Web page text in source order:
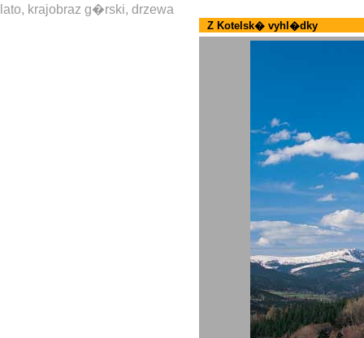
lato, krajobraz g�rski, drzewa
Z Kotelsk� vyhl�dky